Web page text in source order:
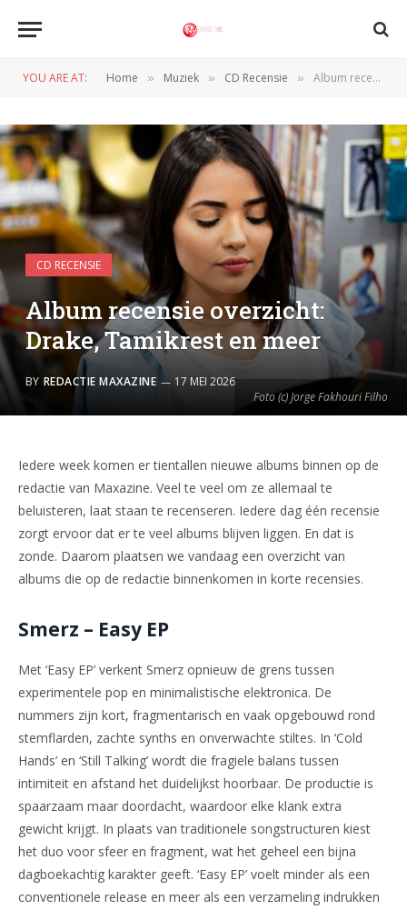
YOU ARE AT: Home » Muziek » CD Recensie » Album recensie overzicht: Drake, Tamikrest en meer
Foto (c) Jorge Fakhouri Filho
CD RECENSIE
Album recensie overzicht:
Drake, Tamikrest en meer
BY REDACTIE MAXAZINE 17 MEI 2026
Iedere week komen er tientallen nieuwe albums binnen op de
redactie van Maxazine. Veel te veel om ze allemaal te
beluisteren, laat staan te recenseren. Iedere dag één recensie
zorgt ervoor dat er te veel albums blijven liggen. En dat is
zonde. Daarom plaatsen we vandaag een overzicht van
albums die op de redactie binnenkomen in korte recensies.
Smerz – Easy EP
Met ‘Easy EP’ verkent Smerz opnieuw de grens tussen
experimentele pop en minimalistische elektronica. De
nummers zijn kort, fragmentarisch en vaak opgebouwd rond
stemflarden, zachte synths en onverwachte stiltes. In ‘Cold
Hands’ en ‘Still Talking’ wordt die fragiele balans tussen
intimiteit en afstand het duidelijkst hoorbaar. De productie is
spaarzaam maar doordacht, waardoor elke klank extra
gewicht krijgt. In plaats van traditionele songstructuren kiest
het duo voor sfeer en fragment, wat het geheel een bijna
dagboekachtig karakter geeft. ‘Easy EP’ voelt minder als een
conventionele release en meer als een verzameling indrukken